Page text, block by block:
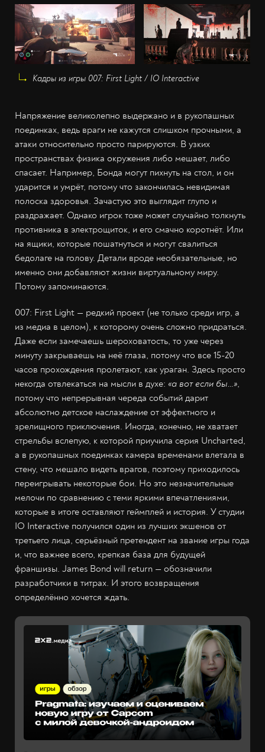
Кадры из игры 007: First Light / IO Interactive
Напряжение великолепно выдержано и в рукопашных
поединках, ведь враги не кажутся слишком прочными, а
атаки относительно просто парируются. В узких
пространствах физика окружения либо мешает, либо
спасает. Например, Бонда могут пихнуть на стол, и он
ударится и умрёт, потому что закончилась невидимая
полоска здоровья. Зачастую это выглядит глупо и
раздражает. Однако игрок тоже может случайно толкнуть
противника в электрощиток, и его смачно коротнёт. Или
на ящики, которые пошатнуться и могут свалиться
бедолаге на голову. Детали вроде необязательные, но
именно они добавляют жизни виртуальному миру.
Потому запоминаются.
007: First Light — редкий проект (не только среди игр, а
из медиа в целом), к которому очень сложно придраться.
Даже если замечаешь шероховатость, то уже через
минуту закрываешь на неё глаза, потому что все 15-20
часов прохождения пролетают, как ураган. Здесь просто
некогда отвлекаться на мысли в духе: «а вот если бы…»,
потому что непрерывная череда событий дарит
абсолютно детское наслаждение от эффектного и
зрелищного приключения. Иногда, конечно, не хватает
стрельбы вслепую, к которой приучила серия Uncharted,
а в рукопашных поединках камера временами влетала в
стену, что мешало видеть врагов, поэтому приходилось
переигрывать некоторые бои. Но это незначительные
мелочи по сравнению с теми яркими впечатлениями,
которые в итоге оставляют геймплей и история. У студии
IO Interactive получился один из лучших экшенов от
третьего лица, серьёзный претендент на звание игры года
и, что важнее всего, крепкая база для будущей
франшизы. James Bond will return — обозначили
разработчики в титрах. И этого возвращения
определённо хочется ждать.